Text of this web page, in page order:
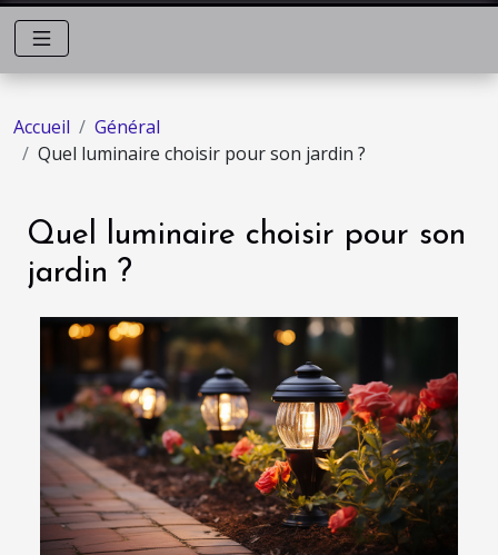
Accueil
Général
Quel luminaire choisir pour son jardin ?
Quel luminaire choisir pour son
jardin ?